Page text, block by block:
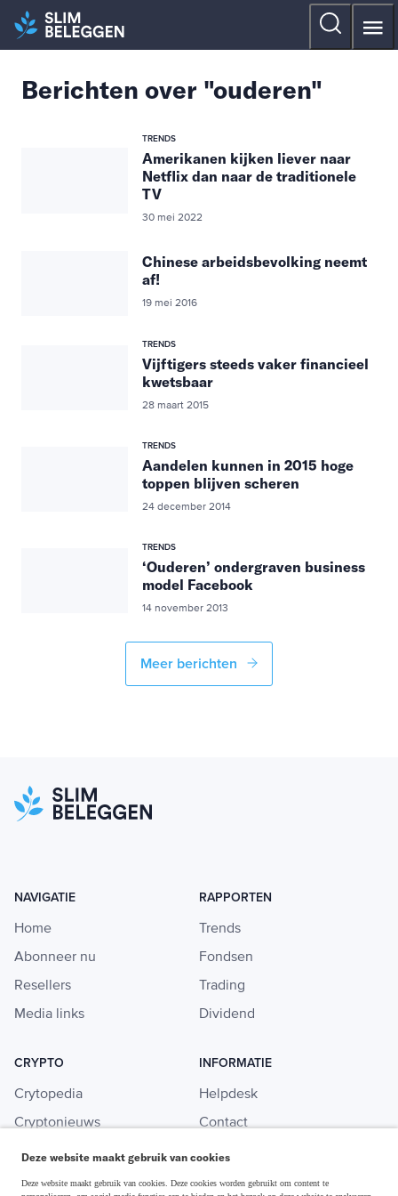
Berichten over "ouderen"
TRENDS
Amerikanen kijken liever naar
Netflix dan naar de traditionele
TV
30 mei 2022
Chinese arbeidsbevolking neemt
af!
19 mei 2016
TRENDS
Vijftigers steeds vaker financieel
kwetsbaar
28 maart 2015
TRENDS
Aandelen kunnen in 2015 hoge
toppen blijven scheren
24 december 2014
TRENDS
‘Ouderen’ ondergraven business
model Facebook
14 november 2013
Meer berichten
NAVIGATIE
Home
Abonneer nu
Resellers
Media links
RAPPORTEN
Trends
Fondsen
Trading
Dividend
CRYPTO
Crytopedia
Cryptonieuws
Crypto koopgids
Investeren in crypto
INFORMATIE
Helpdesk
Contact
Adverteren
Deze website maakt gebruik van cookies
Deze website maakt gebruik van cookies. Deze cookies worden gebruikt om content te